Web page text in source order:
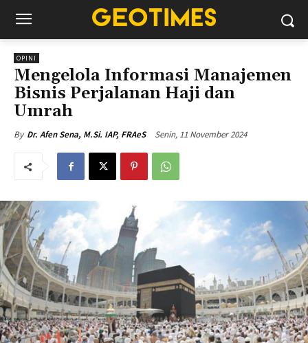
OPINI
Mengelola Informasi Manajemen
Bisnis Perjalanan Haji dan
Umrah
By Dr. Afen Sena, M.Si. IAP, FRAeS Senin, 11 November 2024